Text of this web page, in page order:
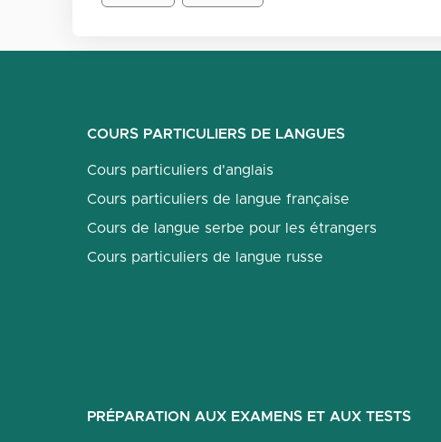
COURS PARTICULIERS DE LANGUES
Cours particuliers d'anglais
Cours particuliers de langue française
Cours de langue serbe pour les étrangers
Cours particuliers de langue russe
PRÉPARATION AUX EXAMENS ET AUX TESTS